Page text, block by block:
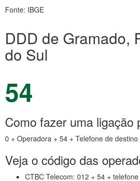
Fonte: IBGE
DDD de Gramado,
do Sul
54
Como fazer uma ligação
0 + Operadora + 54 + Telefone de destino
Veja o código das
CTBC Telecom: 012 + 54 + telefone